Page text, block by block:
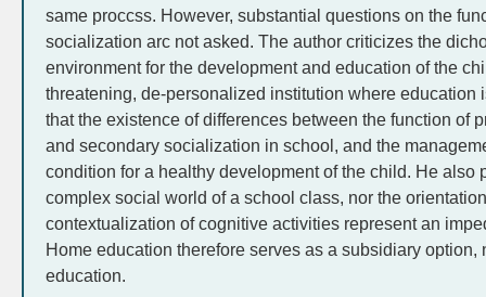
same proccss. However, substantial questions on the
socialization arc not asked. The author criticizes the
environment for the development and education of the
threatening, de-personalized institution where education
that the existence of differences between the function of
and secondary socialization in school, and the
condition for a healthy development of the child. He also
complex social world of a school class, nor the
contextualization of cognitive activities represent an
Home education therefore serves as a subsidiary
education.